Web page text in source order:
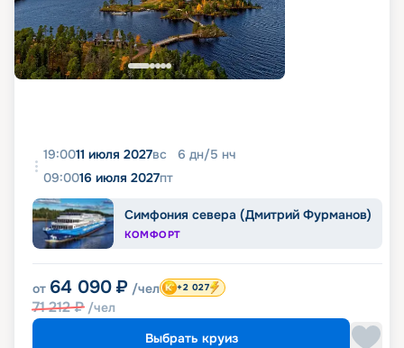
19:0011 июля 2027вс 6 дн/5 нч
09:0016 июля 2027пт
Симфония севера (Дмитрий Фурманов)
КОМФОРТ
от 64 090 ₽ /чел
71 212₽ /чел
+2 027
Выбрать круиз